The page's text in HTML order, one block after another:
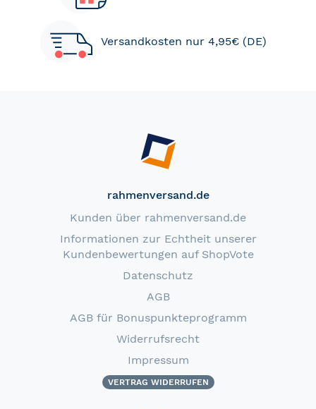
Versandkosten nur 4,95€ (DE)
rahmenversand.de
Kunden über rahmenversand.de
Informationen zur Echtheit unserer
Kundenbewertungen auf ShopVote
Datenschutz
AGB
AGB für Bonuspunkteprogramm
Widerrufsrecht
Impressum
VERTRAG WIDERRUFEN